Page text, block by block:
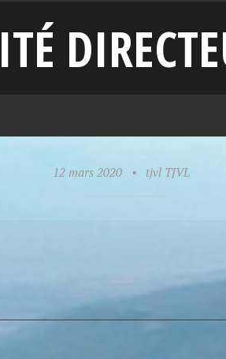
12 mars 2020 • tjvl TJVL